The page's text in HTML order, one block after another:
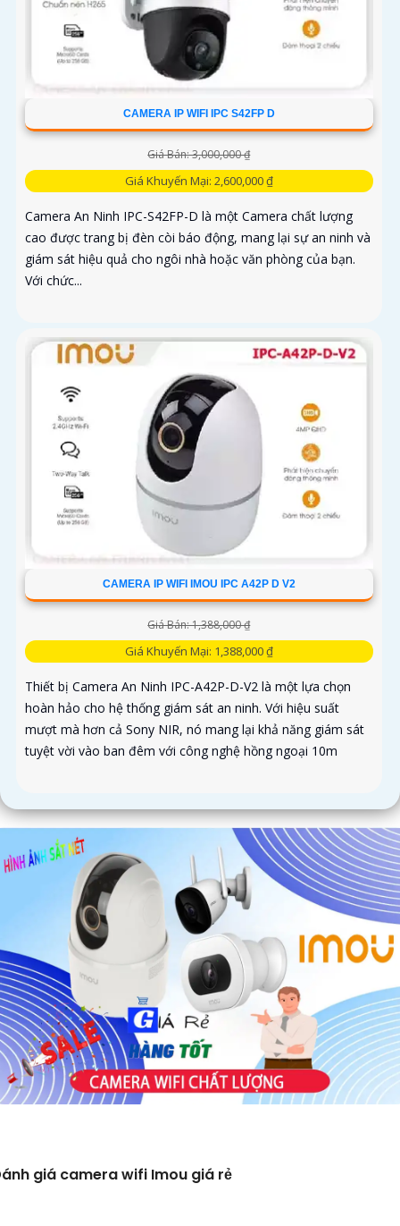
CAMERA IP WIFI IPC S42FP D
Giá Bán: 3,000,000 ₫
Giá Khuyến Mại: 2,600,000 ₫
Camera An Ninh IPC-S42FP-D là một Camera chất lượng
cao được trang bị đèn còi báo động, mang lại sự an ninh và
giám sát hiệu quả cho ngôi nhà hoặc văn phòng của bạn.
Với chức...
CAMERA IP WIFI IMOU IPC A42P D V2
Giá Bán: 1,388,000 ₫
Giá Khuyến Mại: 1,388,000 ₫
Thiết bị Camera An Ninh IPC-A42P-D-V2 là một lựa chọn
hoàn hảo cho hệ thống giám sát an ninh. Với hiệu suất
mượt mà hơn cả Sony NIR, nó mang lại khả năng giám sát
tuyệt vời vào ban đêm với công nghệ hồng ngoại 10m
giá camera wifi Imou giá rẻ